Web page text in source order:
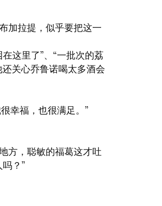
加拉提，似乎要把这一
这里了”、“一批次的荔
关心乔鲁诺喝太多酒会
幸福，也很满足。”
方，聪敏的福葛这才吐
？”